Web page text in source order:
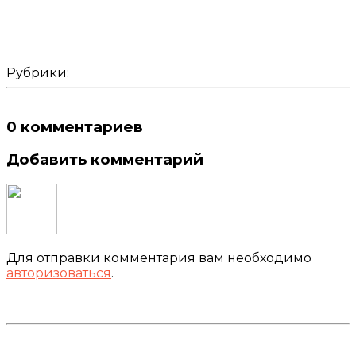
Рубрики:
0 комментариев
Добавить комментарий
Для отправки комментария вам необходимо
авторизоваться.